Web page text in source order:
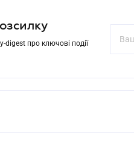
digest про ключові події